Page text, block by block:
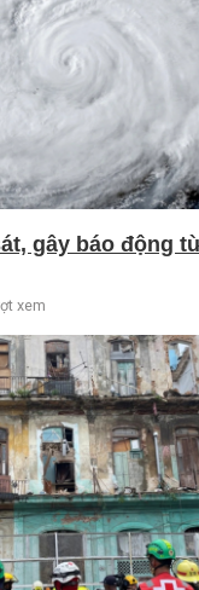
gây báo động
xem